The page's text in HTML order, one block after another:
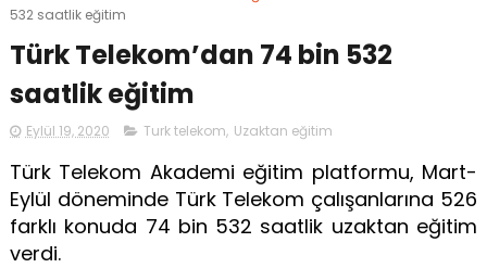
532 saatlik eğitim
Türk Telekom’dan 74 bin 532
saatlik eğitim
Eylül 19, 2020 Turk telekom, Uzaktan eğitim
Türk Telekom Akademi eğitim platformu, Mart-
Eylül döneminde Türk Telekom çalışanlarına 526
farklı konuda 74 bin 532 saatlik uzaktan eğitim
verdi.